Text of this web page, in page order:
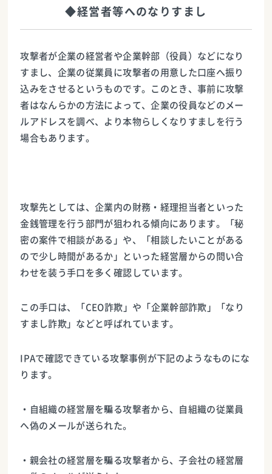
◆経営者等へのなりすまし
攻撃者が企業の経営者や企業幹部（役員）などになり
すまし、企業の従業員に攻撃者の用意した口座へ振り
込みをさせるというものです。このとき、事前に攻撃
者はなんらかの方法によって、企業の役員などのメー
ルアドレスを調べ、より本物らしくなりすましを行う
場合もあります。
攻撃先としては、企業内の財務・経理担当者といった
金銭管理を行う部門が狙われる傾向にあります。「秘
密の案件で相談がある」や、「相談したいことがある
ので少し時間があるか」といった経営層からの問い合
わせを装う手口を多く確認しています。
この手口は、「CEO詐欺」や「企業幹部詐欺」「なり
すまし詐欺」などと呼ばれています。
IPAで確認できている攻撃事例が下記のようなものにな
ります。
・自組織の経営層を騙る攻撃者から、自組織の従業員
へ偽のメールが送られた。
・親会社の経営層を騙る攻撃者から、子会社の経営層